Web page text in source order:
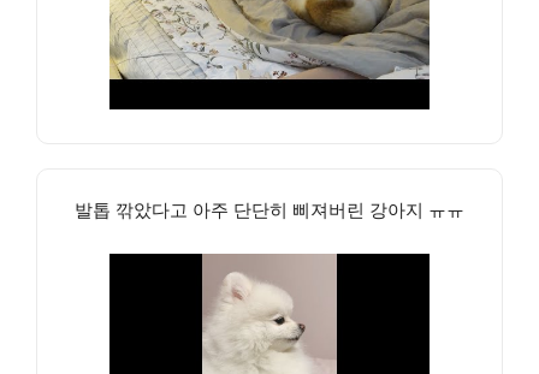
발톱 깎았다고 아주 단단히 삐져버린 강아지 ㅠㅠ